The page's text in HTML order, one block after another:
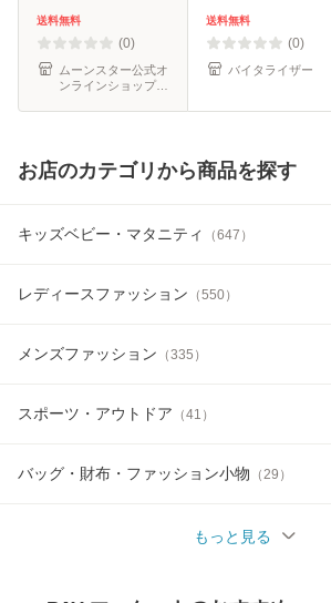
PRIDE EX ブラウ
ン ハイスペックウ
ォーキング
送料無料
(0)
ムーンスター公式オ
ンラインショップ
ーズ 長距離向け フ
ァスナー付き スニ
ーカー シュ
送料無料
(0)
バイタライザー
お店のカテゴリから商品を探す
キッズベビー・マタニティ （647 ）
レディースファッション （550）
メンズファッション （335 ）
スポーツ・アウトドア （41 ）
バッグ・財布・ファッション小物 （29 ）
もっと見る